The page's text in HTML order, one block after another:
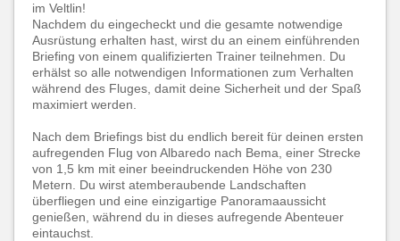
im Veltlin!
Nachdem du eingecheckt und die gesamte notwendige
Ausrüstung erhalten hast, wirst du an einem einführenden
Briefing von einem qualifizierten Trainer teilnehmen. Du
erhälst so alle notwendigen Informationen zum Verhalten
während des Fluges, damit deine Sicherheit und der Spaß
maximiert werden.
Nach dem Briefings bist du endlich bereit für deinen ersten
aufregenden Flug von Albaredo nach Bema, einer Strecke
von 1,5 km mit einer beeindruckenden Höhe von 230
Metern. Du wirst atemberaubende Landschaften
überfliegen und eine einzigartige Panoramaaussicht
genießen, während du in dieses aufregende Abenteuer
eintauchst.